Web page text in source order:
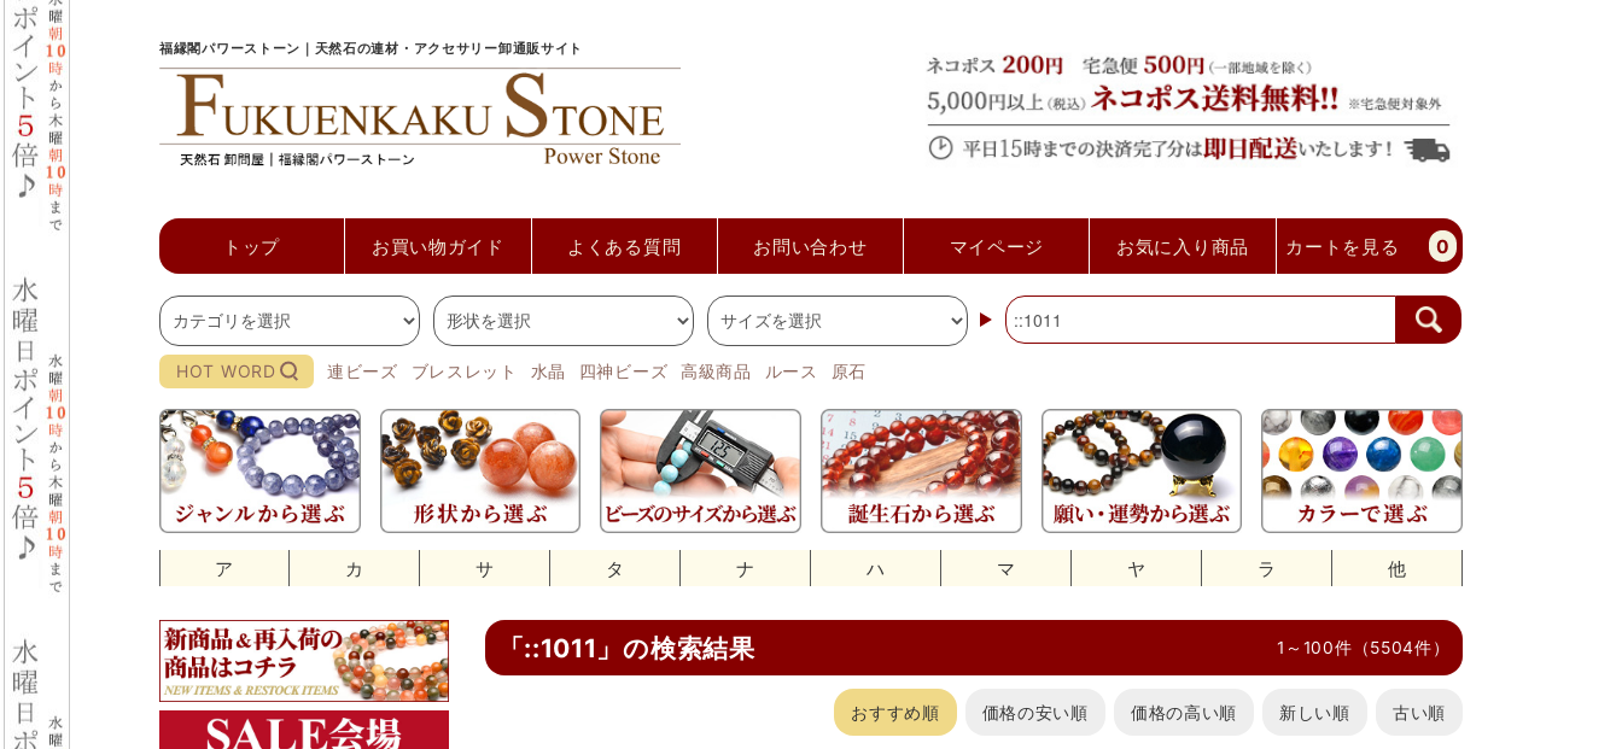
福縁閣パワーストーン｜天然石の連材・アクセサリー卸通販サイト
トップ お買い物ガイド よくある質問 お問い合わせ マイページ お気に入り商品 カートを見る 0
HOT WORD 連ビーズ ブレスレット 水晶 四神ビーズ 高級商品 ルース 原石
ア カ サ タ ナ ハ マ ヤ ラ 他
「::1011」の検索結果 1～100件（5504件）
おすすめ順 価格の安い順 価格の高い順 新しい順 古い順